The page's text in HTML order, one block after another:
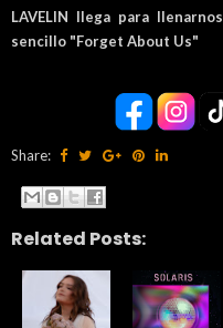
LAVELIN llega para
sencillo "Forget About Us"
Share:
Related Posts: